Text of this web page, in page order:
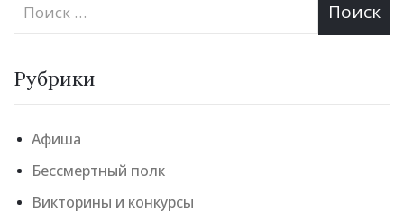
Рубрики
Афиша
Бессмертный полк
Викторины и конкурсы